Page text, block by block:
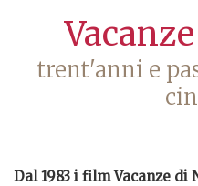
trent'anni e
Dal 1983 i film Vacanze